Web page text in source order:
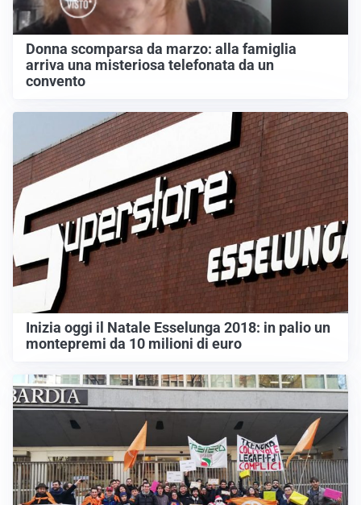
Donna scomparsa da marzo: alla famiglia
arriva una misteriosa telefonata da un
convento
Inizia oggi il Natale Esselunga 2018: in palio un
montepremi da 10 milioni di euro